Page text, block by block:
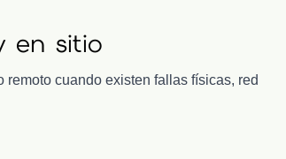
en sitio
cuando existen fallas físicas, red